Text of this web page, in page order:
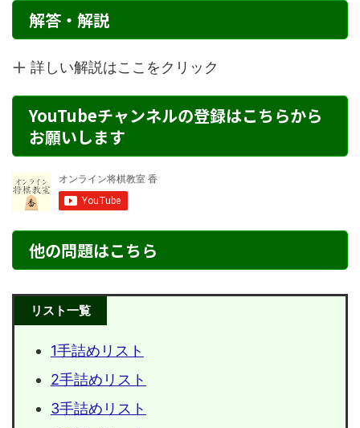
解答・解説
詳しい解説はここをクリック
YouTubeチャンネルの登録はこちらから
お願いします
他の問題はこちら
リスト一覧
1手詰めリスト
2手詰めリスト
3手詰めリスト